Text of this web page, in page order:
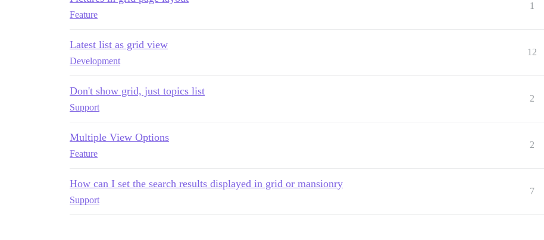
Feature
1
Latest list as grid view
Development
12
Don't show grid, just topics list
Support
2
Multiple View Options
Feature
2
How can I set the search results displayed in grid or mansionry
Support
7